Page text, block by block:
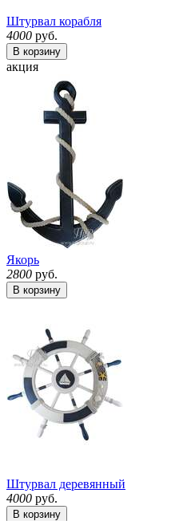
Штурвал корабля
4000 руб.
В корзину
акция
Якорь
2800 руб.
В корзину
Штурвал деревянный
4000 руб.
В корзину